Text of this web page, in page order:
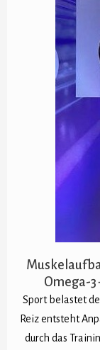
Omega-3
Sport belastet
Reiz entsteht
durch das